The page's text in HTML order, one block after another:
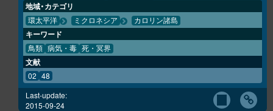
地域・カテゴリ
環太平洋 ミクロネシア カロリン諸島
キーワード
鳥類 病気・毒 死・冥界
文献
02 48
Last-update:
2015-09-24